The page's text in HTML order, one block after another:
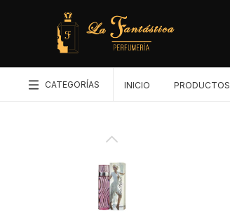
CATEGORÍAS INICIO PRODUCTOS